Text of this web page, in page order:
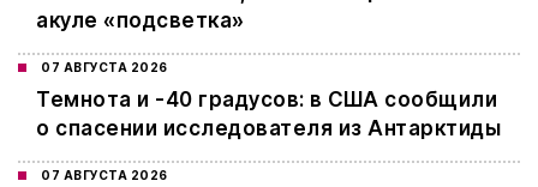
акуле «подсветка»
07 АВГУСТА 2026
Темнота и -40 градусов: в США сообщили
о спасении исследователя из Антарктиды
07 АВГУСТА 2026